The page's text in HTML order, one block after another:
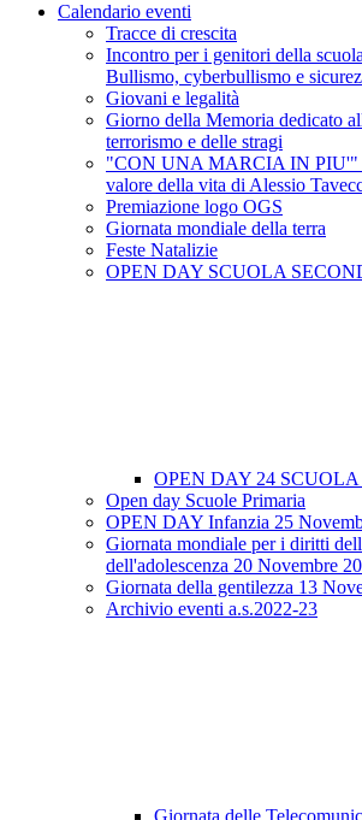
Calendario eventi
Tracce di crescita
Incontro per i genitori della
Bullismo, cyberbullismo e
Giovani e legalità
Giorno della Memoria dedicato
terrorismo e delle stragi
"CON UNA MARCIA IN PIU'"
valore della vita di Alessio
Premiazione logo OGS
Giornata mondiale della terra
Feste Natalizie
OPEN DAY SCUOLA
OPEN DAY 24
Open day Scuole Primaria
OPEN DAY Infanzia 25
Giornata mondiale per i diritti
dell'adolescenza 20 Novembre
Giornata della gentilezza 13
Archivio eventi a.s.2022-23
Giornata delle